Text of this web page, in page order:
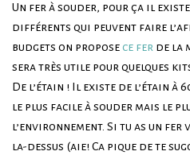
Un fer à souder, pour ça il
différents qui peuvent faire
budgets on propose ce fer de la
sera très utile pour quelques kits
De l’étain ! Il existe de l’étain à
le plus facile à souder mais le
l’environnement. Si tu as un fer
la-dessus (aie! Ca pique de te